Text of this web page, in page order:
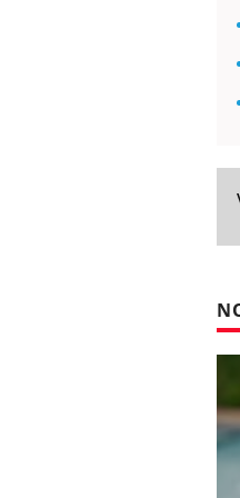
Un «
mutualiste